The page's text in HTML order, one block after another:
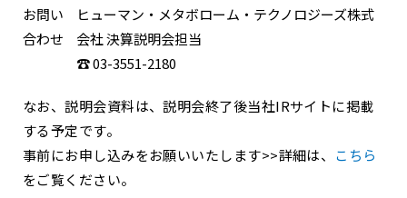
お問い
合わせ
ヒューマン・メタボローム・テクノロジーズ株式
会社 決算説明会担当
☎ 03-3551-2180
なお、説明会資料は、説明会終了後当社IRサイトに掲載
する予定です。
事前にお申し込みをお願いいたします>>詳細は、 こちら
をご覧ください。